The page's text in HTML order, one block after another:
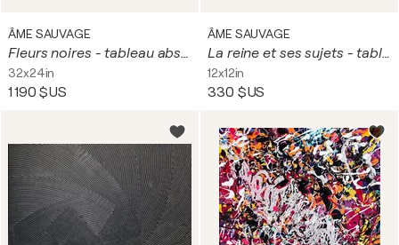
ÂME SAUVAGE
Fleurs noires - tableau abstrait bleu
32x24in
1 190 $US
ÂME SAUVAGE
La reine et ses sujets - tableau abstrait rouge noir blanc
12x12in
330 $US